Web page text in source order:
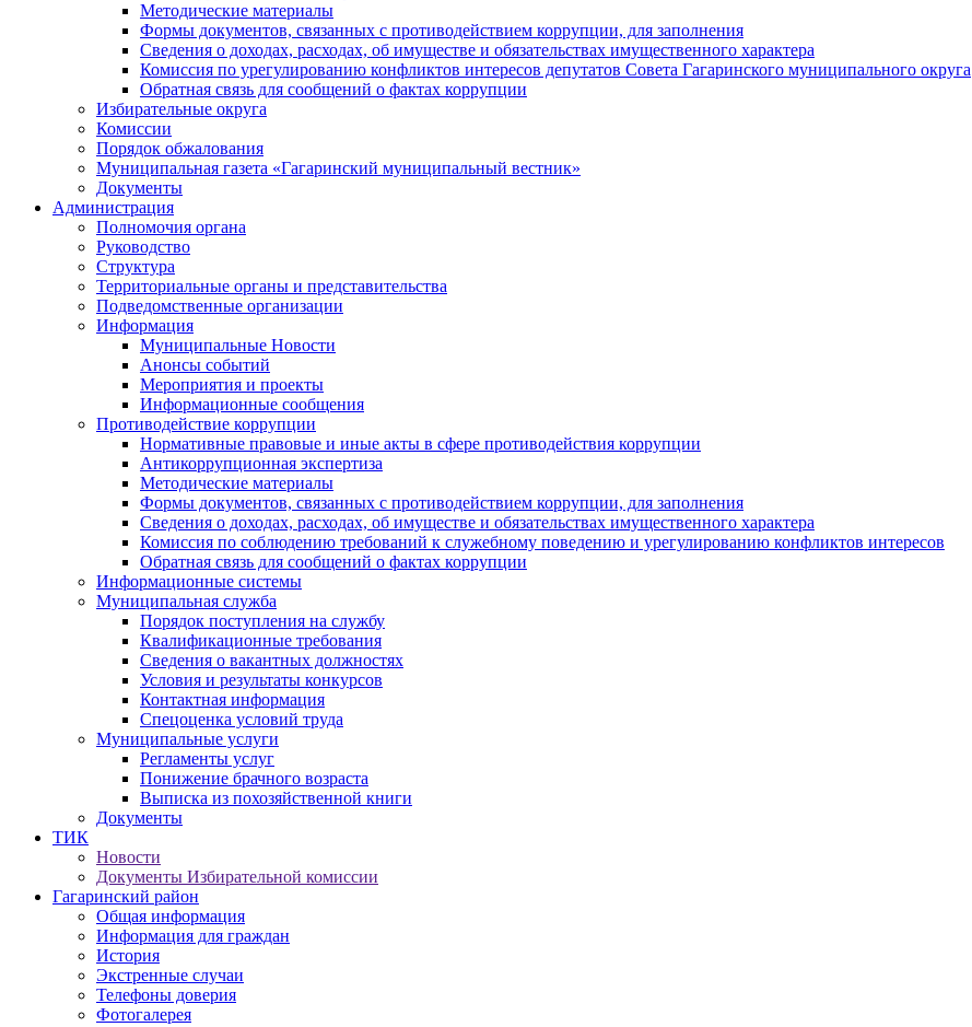
Методические материалы
Формы документов, связанных с противодействием коррупции, для заполнения
Сведения о доходах, расходах, об имуществе и обязательствах имущественного характера
Комиссия по урегулированию конфликтов интересов депутатов Совета Гагаринского муниципального округа
Обратная связь для сообщений о фактах коррупции
Избирательные округа
Комиссии
Порядок обжалования
Муниципальная газета «Гагаринский муниципальный вестник»
Документы
Администрация
Полномочия органа
Руководство
Структура
Территориальные органы и представительства
Подведомственные организации
Информация
Муниципальные Новости
Анонсы событий
Мероприятия и проекты
Информационные сообщения
Противодействие коррупции
Нормативные правовые и иные акты в сфере противодействия коррупции
Антикоррупционная экспертиза
Методические материалы
Формы документов, связанных с противодействием коррупции, для заполнения
Сведения о доходах, расходах, об имуществе и обязательствах имущественного характера
Комиссия по соблюдению требований к служебному поведению и урегулированию конфликтов интересов
Обратная связь для сообщений о фактах коррупции
Информационные системы
Муниципальная служба
Порядок поступления на службу
Квалификационные требования
Сведения о вакантных должностях
Условия и результаты конкурсов
Контактная информация
Спецоценка условий труда
Муниципальные услуги
Регламенты услуг
Понижение брачного возраста
Выписка из похозяйственной книги
Документы
ТИК
Новости
Документы Избирательной комиссии
Гагаринский район
Общая информация
Информация для граждан
История
Экстренные случаи
Телефоны доверия
Фотогалерея